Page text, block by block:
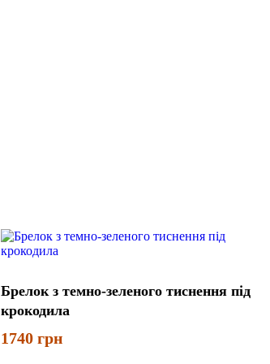
Брелок з темно-зеленого тиснення під
крокодила
1740 грн